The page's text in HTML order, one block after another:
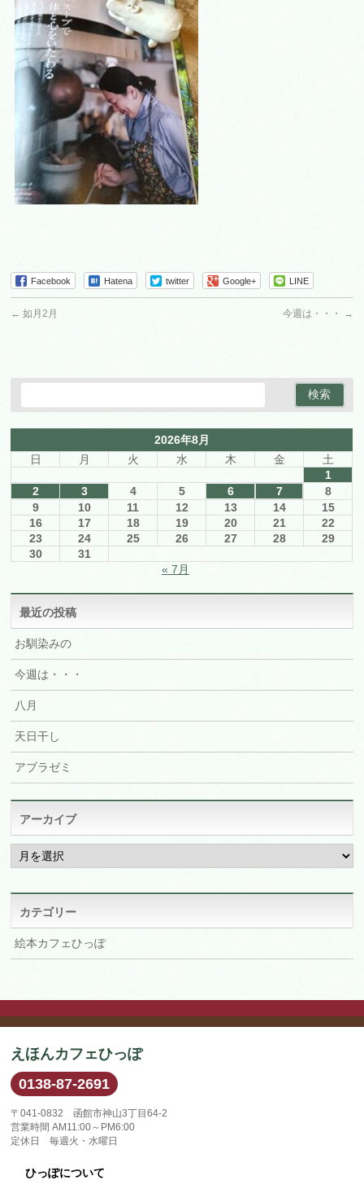
Facebook Hatena twitter Google+ LINE
← 如月2月 今週は・・・ →
2026年8月
日
月 火 水 木 金
土
1
2
3 4 5 6 7
8
9
10 11 12 13 14
15
16
17 18 19 20 21
22
23
24 25 26 27 28
29
30
31
« 7月
最近の投稿
お馴染みの
今週は・・・
八月
天日干し
アブラゼミ
アーカイブ
ア
ー
カ
カテゴリー
絵本カフェひっぽ
えほんカフェひっぽ
0138-87-2691
〒041-0832 函館市神山3丁目64-2
営業時間 AM11:00～PM6:00
定休日 毎週火・水曜日
ひっぽについて